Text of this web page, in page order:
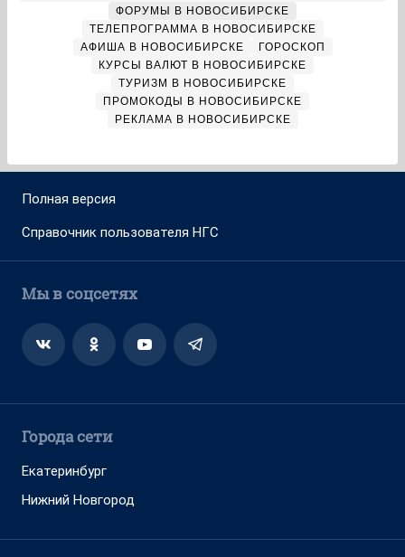
ФОРУМЫ В НОВОСИБИРСКЕ
ТЕЛЕПРОГРАММА В НОВОСИБИРСКЕ
АФИША В НОВОСИБИРСКЕ
ГОРОСКОП
КУРСЫ ВАЛЮТ В НОВОСИБИРСКЕ
ТУРИЗМ В НОВОСИБИРСКЕ
ПРОМОКОДЫ В НОВОСИБИРСКЕ
РЕКЛАМА В НОВОСИБИРСКЕ
Полная версия
Справочник пользователя НГС
Мы в соцсетях
Города сети
Екатеринбург
Нижний Новгород